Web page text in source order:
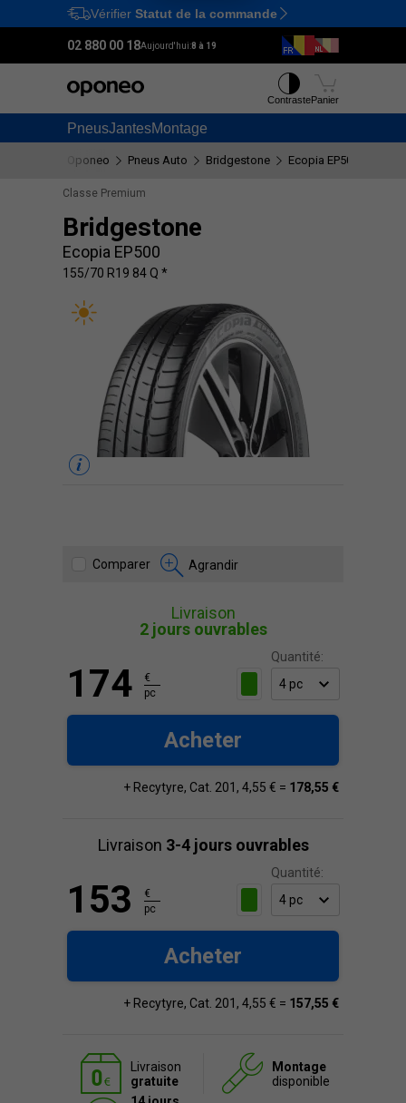
Ctrl M
Vérifier Statut de la commande
02 880 00 18Aujourd'hui:8 à 19
PneusJantesMontage
ContrastePanier
Oponeo Pneus Auto Bridgestone Ecopia EP500
Classe Premium
Bridgestone
Ecopia EP500
155/70 R19 84 Q *
Comparer Agrandir
Livraison
2 jours ouvrables
Quantité:
174
€
pc
Acheter
+ Recytyre, Cat. 201, 4,55 € = 178,55 €
Livraison 3-4 jours ouvrables
Quantité:
153
€
pc
Acheter
+ Recytyre, Cat. 201, 4,55 € = 157,55 €
Livraison
gratuite
Montage
disponible